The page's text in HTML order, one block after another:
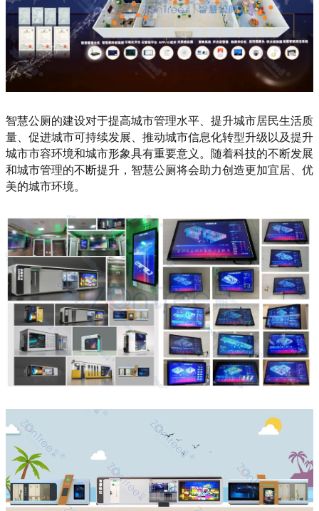
智慧公厕的建设对于提高城市管理水平、提升城市居民生活质
量、促进城市可持续发展、推动城市信息化转型升级以及提升
城市市容环境和城市形象具有重要意义。随着科技的不断发展
和城市管理的不断提升，智慧公厕将会助力创造更加宜居、优
美的城市环境。